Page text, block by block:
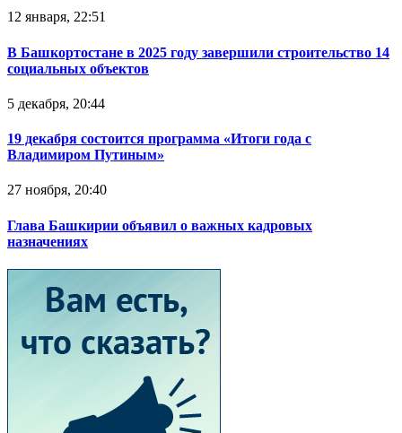
12 января, 22:51
В Башкортостане в 2025 году завершили строительство 14
социальных объектов
5 декабря, 20:44
19 декабря состоится программа «Итоги года с
Владимиром Путиным»
27 ноября, 20:40
Глава Башкирии объявил о важных кадровых
назначениях